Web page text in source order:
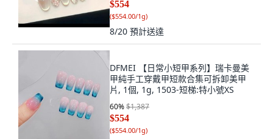
$554
($554.00/1g)
8/20 預計送達
DFMEI 【日常小短甲系列】瑞卡曼美
甲純手工穿戴甲短款合集可拆卸美甲
片, 1個, 1g, 1503-短梯:特小號XS
60%$1,387
$554
($554.00/1g)